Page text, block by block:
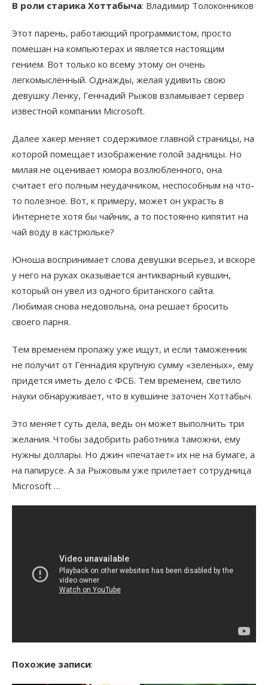
В роли старика Хоттабыча: Владимир Толоконников
Этот парень, работающий программистом, просто
помешан на компьютерах и является настоящим
гением. Вот только ко всему этому он очень
легкомысленный. Однажды, желая удивить свою
девушку Ленку, Геннадий Рыжов взламывает сервер
известной компании Microsoft.
Далее хакер меняет содержимое главной страницы, на
которой помещает изображение голой задницы. Но
милая не оценивает юмора возлюбленного, она
считает его полным неудачником, неспособным на что-
то полезное. Вот, к примеру, может он украсть в
Интернете хотя бы чайник, а то постоянно кипятит на
чай воду в кастрюльке?
Юноша воспринимает слова девушки всерьез, и вскоре
у него на руках оказывается антикварный кувшин,
который он увел из одного британского сайта.
Любимая снова недовольна, она решает бросить
своего парня.
Тем временем пропажу уже ищут, и если таможенник
не получит от Геннадия крупную сумму «зеленых», ему
придется иметь дело с ФСБ. Тем временем, светило
науки обнаруживает, что в кувшине заточен Хоттабыч.
Это меняет суть дела, ведь он может выполнить три
желания. Чтобы задобрить работника таможни, ему
нужны доллары. Но джин «печатает» их не на бумаге, а
на папирусе. А за Рыжовым уже прилетает сотрудница
Microsoft …
Похожие записи: